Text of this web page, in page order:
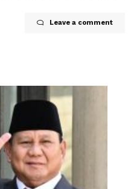
Leave a comment